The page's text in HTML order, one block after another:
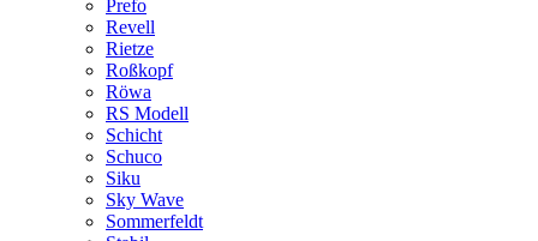
Prefo
Revell
Rietze
Roßkopf
Röwa
RS Modell
Schicht
Schuco
Siku
Sky Wave
Sommerfeldt